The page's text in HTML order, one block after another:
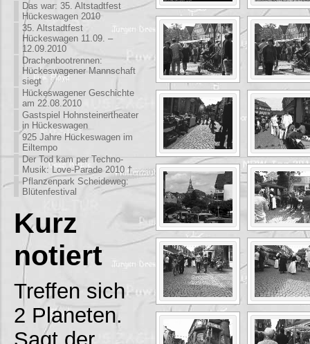
Das war: 35. Altstadtfest
Hückeswagen 2010
35. Altstadtfest
Hückeswagen 11.09. –
12.09.2010
Drachenbootrennen:
Hückeswagener Mannschaft
siegt
Hückeswagener Geschichte
am 22.08.2010
Gastspiel Hohnsteinertheater
in Hückeswagen
925 Jahre Hückeswagen im
Eiltempo
Der Tod kam per Techno-
Musik: Love-Parade 2010 †
Pflanzenpark Scheideweg:
Blütenfestival
Kurz
notiert
Treffen sich
2 Planeten.
Sagt der